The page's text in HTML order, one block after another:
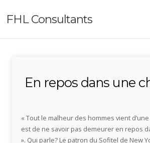
FHL Consultants
En repos dans une
« Tout le malheur des hommes vient
est de ne savoir pas demeurer en repos
». Qui parle? Le patron du Sofitel de New